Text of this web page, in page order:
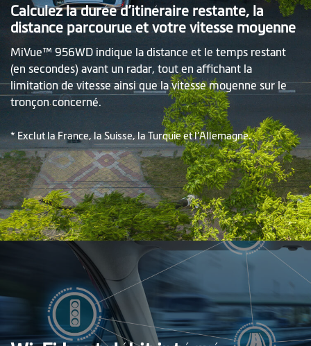
Calculez la durée d’itinéraire restante, la
distance parcourue et votre vitesse moyenne
MiVue™ 956WD indique la distance et le temps restant
(en secondes) avant un radar, tout en affichant la
limitation de vitesse ainsi que la vitesse moyenne sur le
tronçon concerné.
* Exclut la France, la Suisse, la Turquie et l’Allemagne.